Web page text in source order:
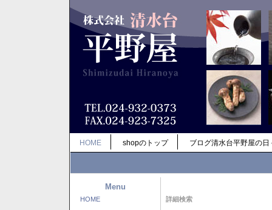
HOME shopのトップ ブログ清水台平野屋の日
Menu
HOME 詳細検索